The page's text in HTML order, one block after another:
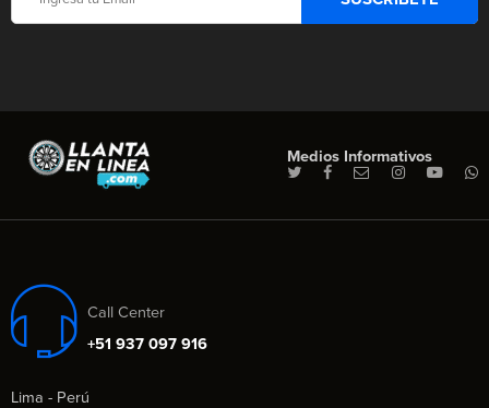
Medios Informativos
Call Center
+51 937 097 916
Lima - Perú